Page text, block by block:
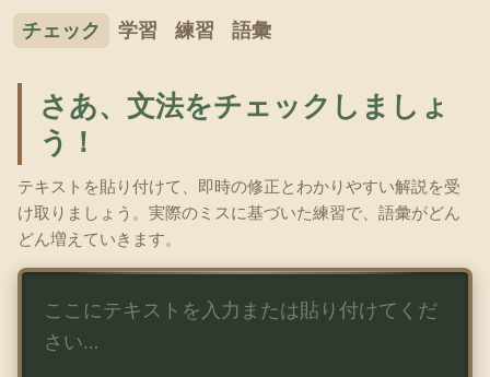
チェック 学習 練習 語彙
さあ、文法をチェックしましょ
う！
テキストを貼り付けて、即時の修正とわかりやすい解説を受
け取りましょう。実際のミスに基づいた練習で、語彙がどん
どん増えていきます。